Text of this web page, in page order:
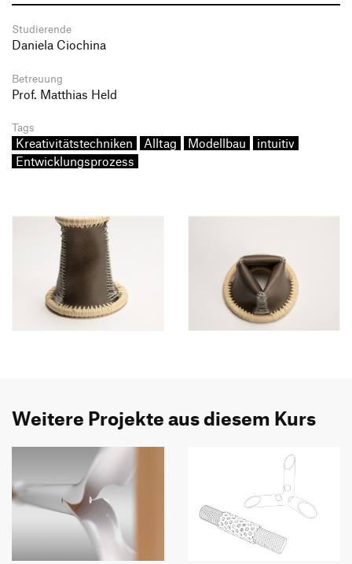
Studierende
Daniela Ciochina
Betreuung
Prof. Matthias Held
Tags
Kreativitätstechniken Alltag Modellbau
intuitiv
Entwicklungsprozess
Weitere Projekte aus diesem Kurs